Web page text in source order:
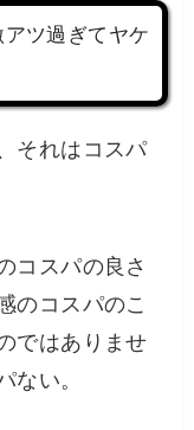
ツ過ぎてヤケ
それはコスパ
コスパの良さ
のコスパのこ
ではありませ
ない。